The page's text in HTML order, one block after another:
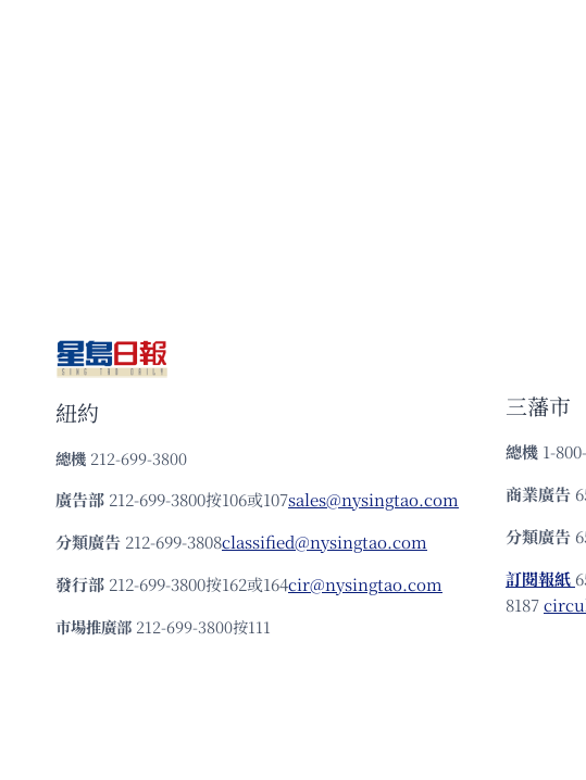
紐約
總機 212-699-3800
廣告部 212-699-3800按106或107sales@nysingtao.com
分類廣告 212-699-3808classified@nysingtao.com
發⾏部 212-699-3800按162或164cir@nysingtao.com
市場推廣部 212-699-3800按111
三藩市
總機 1-
商業廣告
分類廣告
訂閱報紙
8187